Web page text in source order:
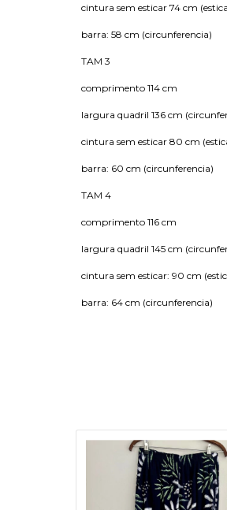
cintura sem esticar 74 cm
barra: 58 cm (circunferencia)
TAM 3
comprimento 114 cm
largura quadril 136 cm
cintura sem esticar 80 cm
barra: 60 cm (circunferencia)
TAM 4
comprimento 116 cm
largura quadril 145 cm
cintura sem esticar: 90 cm
barra: 64 cm (circunferencia)